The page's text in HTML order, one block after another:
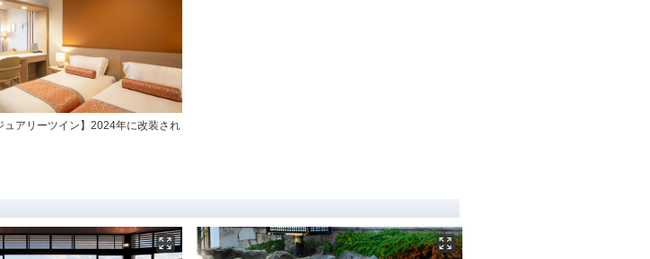
ュアリーツイン】2024年に改装され